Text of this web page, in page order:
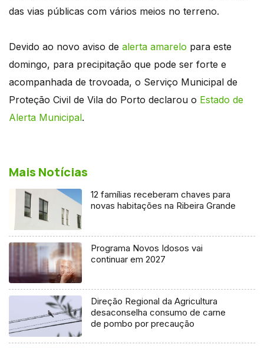
das vias públicas com vários meios no terreno.
Devido ao novo aviso de alerta amarelo para este
domingo, para precipitação que pode ser forte e
acompanhada de trovoada, o Serviço Municipal de
Proteção Civil de Vila do Porto declarou o Estado de
Alerta Municipal.
Mais Notícias
12 famílias receberam chaves para
novas habitações na Ribeira Grande
Programa Novos Idosos vai
continuar em 2027
Direção Regional da Agricultura
desaconselha consumo de carne
de pombo por precaução